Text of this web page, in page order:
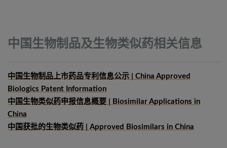
中国生物制品及生物类似药相关信息
中国生物制品上市药品专利信息公示 | China Approved
Biologics Patent Information
中国生物类似药申报信息概要 | Biosimilar Applications in
China
中国获批的生物类似药 | Approved Biosimilars in China